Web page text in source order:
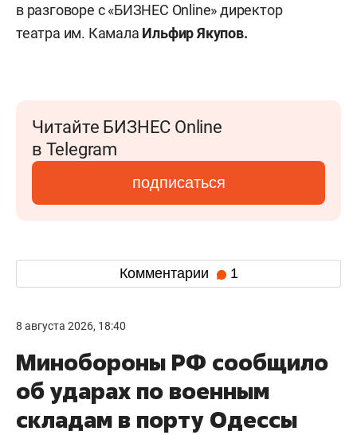
в разговоре с «БИЗНЕС Online» директор
театра им. Камала Ильфир Якупов.
Читайте БИЗНЕС Online
в Telegram
подписаться
Комментарии 1
8 августа 2026, 18:40
Минобороны РФ сообщило
об ударах по военным
складам в порту Одессы